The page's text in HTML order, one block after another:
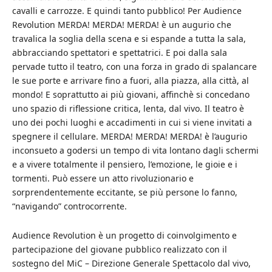
cavalli e carrozze. E quindi tanto pubblico! Per Audience
Revolution MERDA! MERDA! MERDA! è un augurio che
travalica la soglia della scena e si espande a tutta la sala,
abbracciando spettatori e spettatrici. E poi dalla sala
pervade tutto il teatro, con una forza in grado di spalancare
le sue porte e arrivare fino a fuori, alla piazza, alla città, al
mondo! E soprattutto ai più giovani, affinchè si concedano
uno spazio di riflessione critica, lenta, dal vivo. Il teatro è
uno dei pochi luoghi e accadimenti in cui si viene invitati a
spegnere il cellulare. MERDA! MERDA! MERDA! è l’augurio
inconsueto a godersi un tempo di vita lontano dagli schermi
e a vivere totalmente il pensiero, l’emozione, le gioie e i
tormenti. Può essere un atto rivoluzionario e
sorprendentemente eccitante, se più persone lo fanno,
“navigando” controcorrente.
Audience Revolution è un progetto di coinvolgimento e
partecipazione del giovane pubblico realizzato con il
sostegno del MiC – Direzione Generale Spettacolo dal vivo,